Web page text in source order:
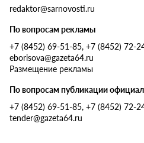
redaktor@sarnovosti.ru
По вопросам рекламы
+7 (8452) 69-51-85, +7 (8452) 72-
eborisova@gazeta64.ru
Размещение рекламы
По вопросам публикации
+7 (8452) 69-51-85, +7 (8452) 72-
tender@gazeta64.ru